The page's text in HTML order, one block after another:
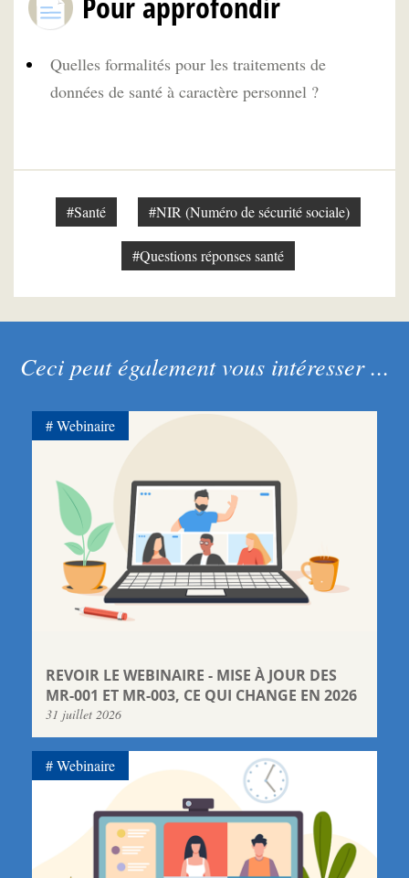
Quelles formalités pour les traitements de
données de santé à caractère personnel ?
#Santé #NIR (Numéro de sécurité sociale)
#Questions réponses santé
Ceci peut également vous intéresser ...
REVOIR LE WEBINAIRE - MISE À JOUR DES
MR-001 ET MR-003, CE QUI CHANGE EN 2026
31 juillet 2026
Webinaire
Webinaire